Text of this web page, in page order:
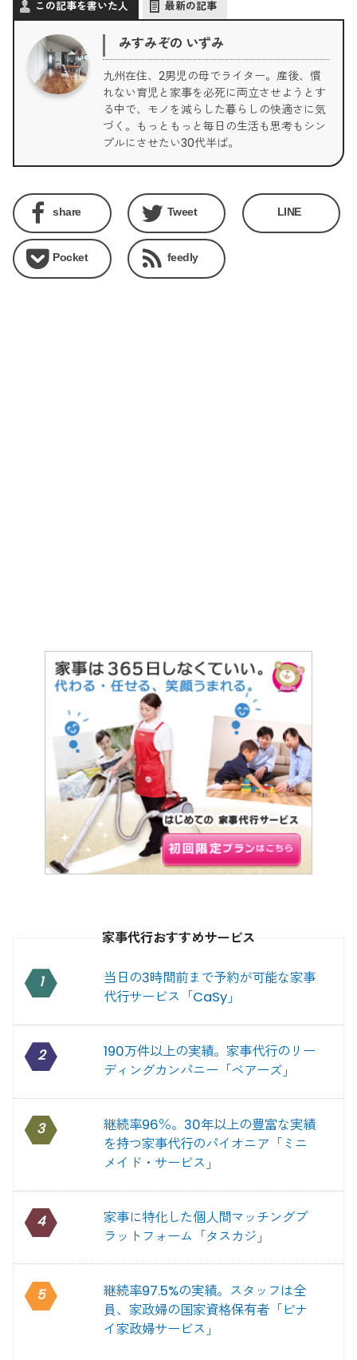
この記事を書いた人 最新の記事
みすみぞの いずみ
九州在住、2男児の母でライター。産後、慣
れない育児と家事を必死に両立させようとす
る中で、モノを減らした暮らしの快適さに気
づく。もっともっと毎日の生活も思考もシン
プルにさせたい30代半ば。
share Tweet LINE
Pocket feedly
家事代行おすすめサービス
1
当日の3時間前まで予約が可能な家事
代行サービス「CaSy」
2
190万件以上の実績。家事代行のリー
ディングカンパニー「ベアーズ」
3
継続率96％。30年以上の豊富な実績
を持つ家事代行のパイオニア「ミニ
メイド・サービス」
4
家事に特化した個人間マッチングプ
ラットフォーム「タスカジ」
5
継続率97.5%の実績。スタッフは全
員、家政婦の国家資格保有者「ピナ
イ家政婦サービス」